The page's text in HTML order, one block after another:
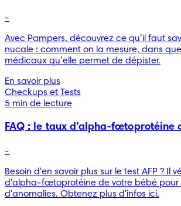
-
Avec Pampers, découvrez ce qu’il faut
nucale : comment on la mesure, dans
médicaux qu’elle permet de dépister.
En savoir plus
Checkups et Tests
5 min de lecture
FAQ : le taux d’alpha-fœtoprotéine
-
Besoin d'en savoir plus sur le test AFP ? Il
d'alpha-fœtoprotéine de votre bébé pour
d'anomalies. Obtenez plus d'infos ici.